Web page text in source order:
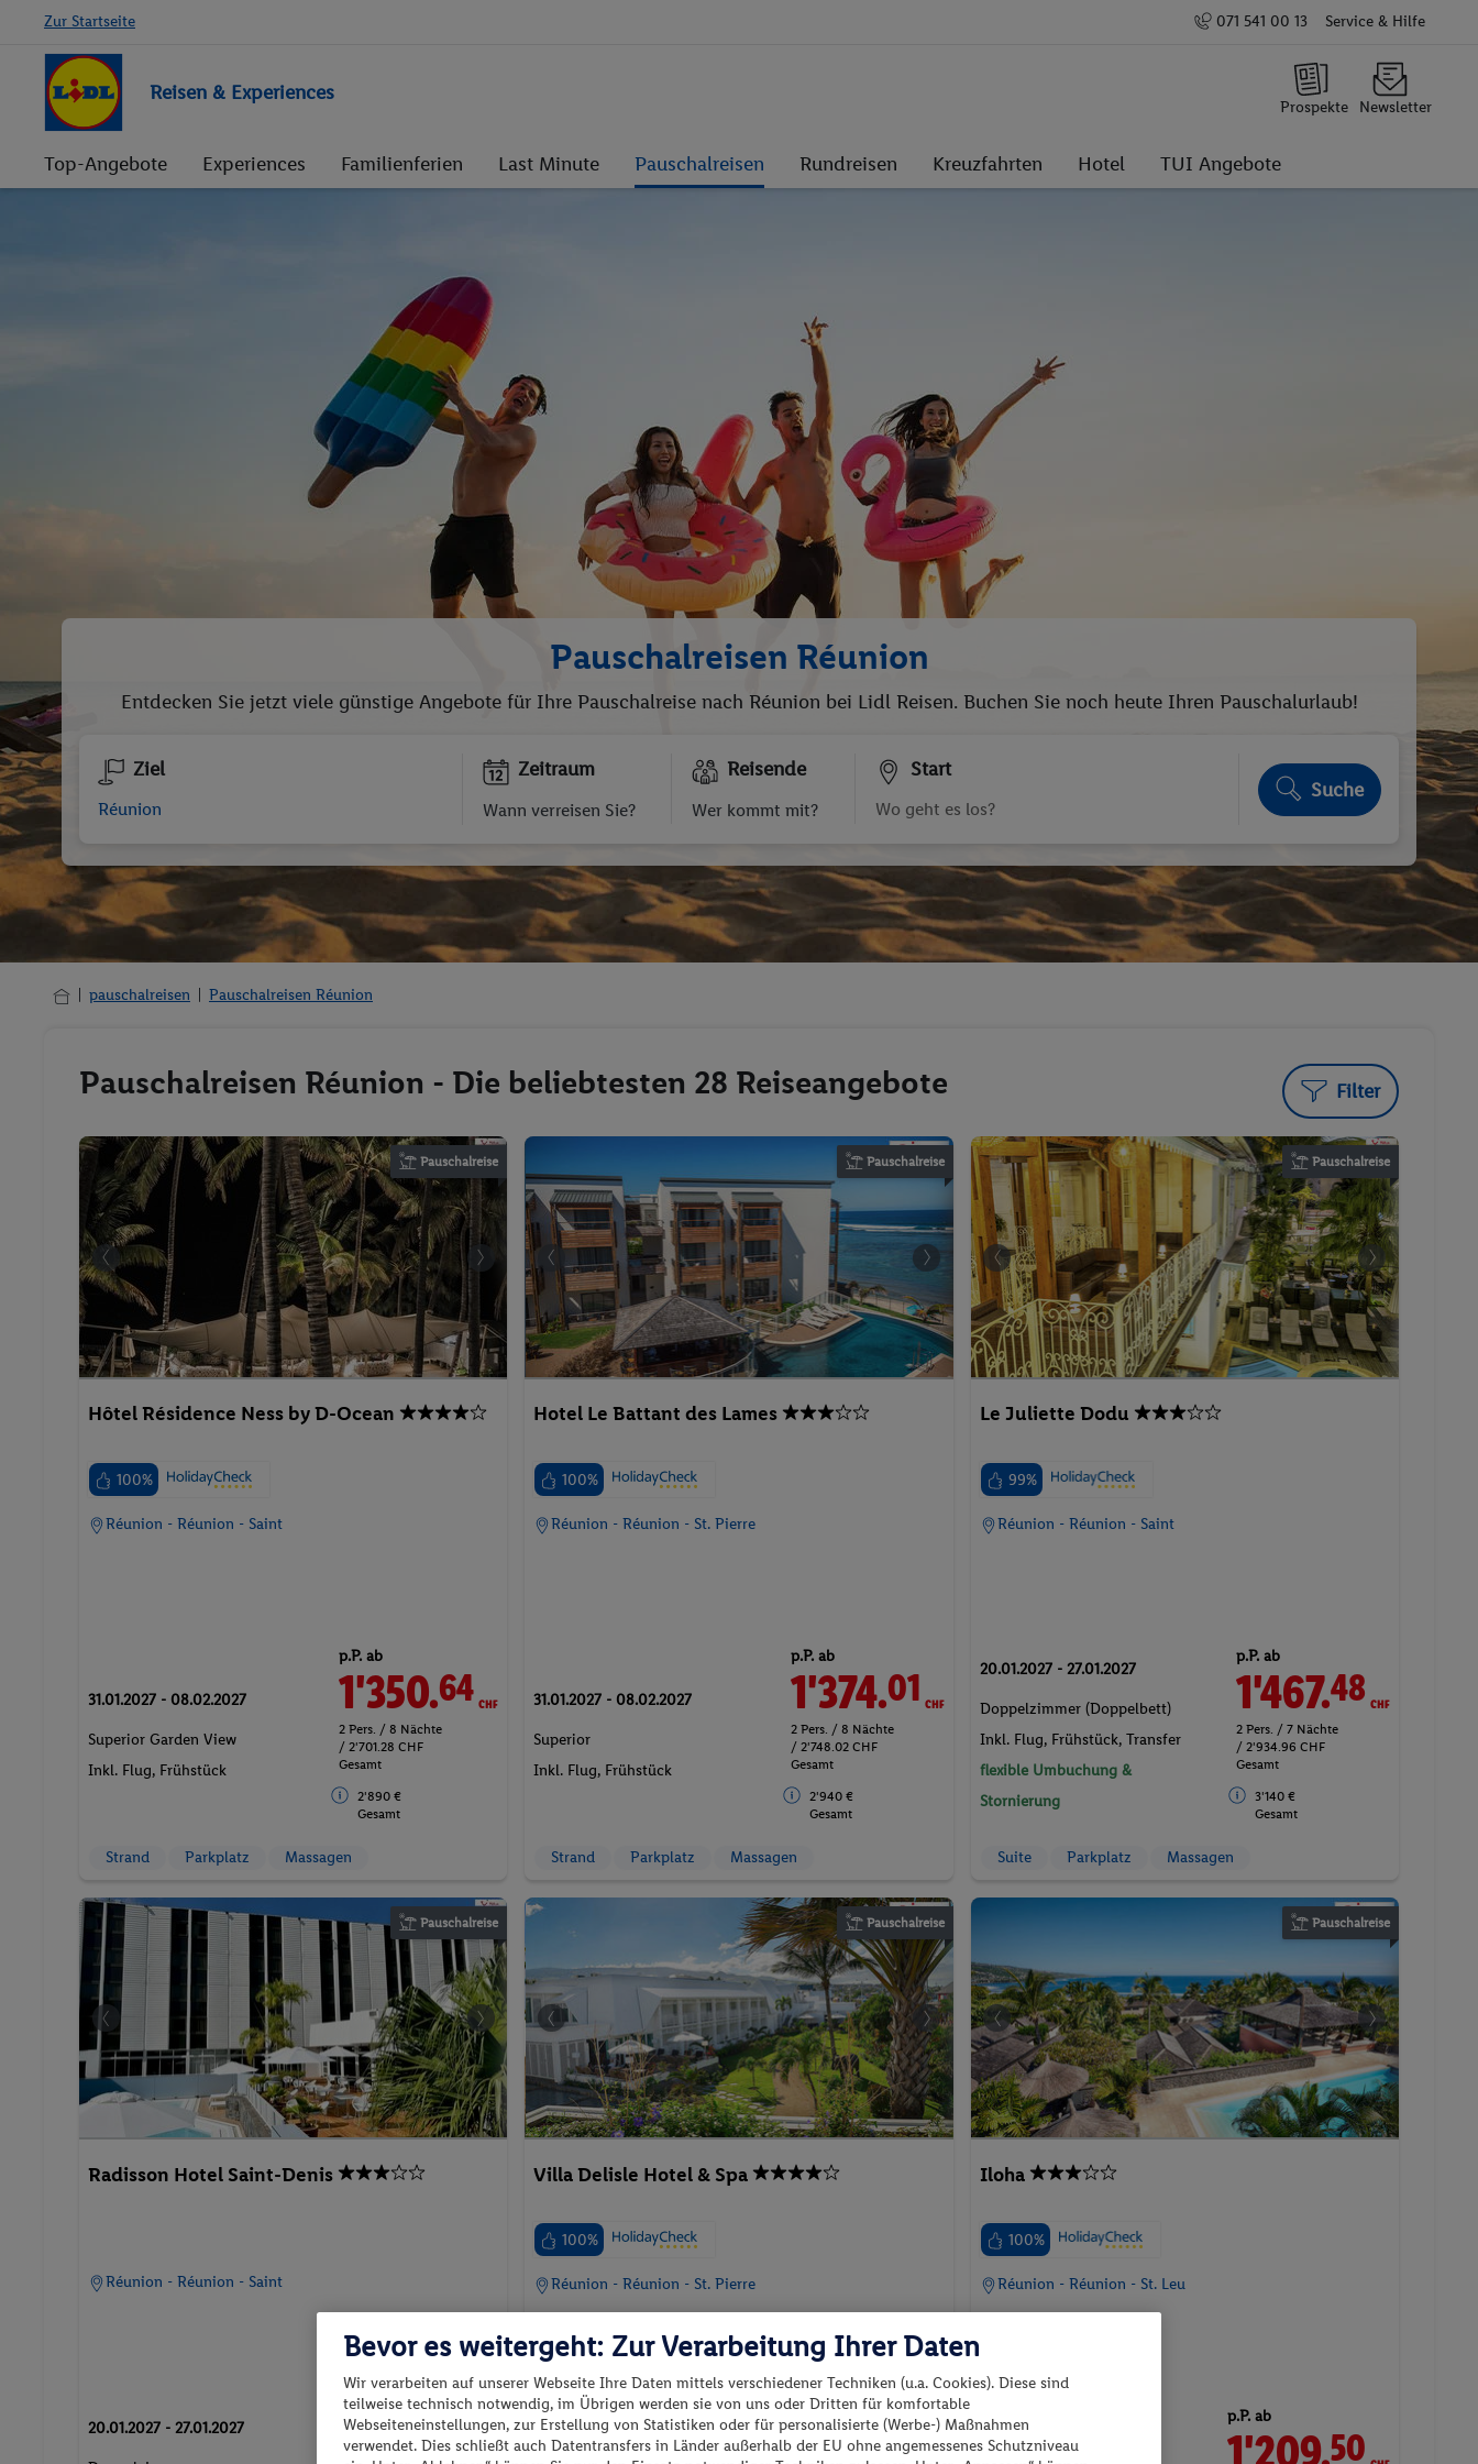
Zur Startseite 071 541 00 13 Service & Hilfe
Reisen & Experiences
Prospekte Newsletter
Top-Angebote Experiences Familienferien Last Minute Pauschalreisen Rundreisen Kreuzfahrten Hotel TUI Angebote
Pauschalreisen Réunion
Entdecken Sie jetzt viele günstige Angebote für Ihre Pauschalreise nach Réunion bei Lidl Reisen. Buchen Sie noch heute Ihren Pauschalurlaub!
Ziel Zeitraum
Wann verreisen Sie?
Reisende
Wer kommt mit?
Start
Suche
pauschalreisen Pauschalreisen Réunion
Pauschalreisen Réunion - Die beliebtesten 28 Reiseangebote Filter
Pauschalreise
Hôtel Résidence Ness by D-Ocean
100%
Réunion - Réunion - Saint
31.01.2027 - 08.02.2027
Superior Garden View
Inkl. Flug, Frühstück
p.P. ab
1'350.64CHF
2 Pers. / 8 Nächte
/ 2'701.28 CHF
Gesamt
2'890 €
Gesamt
Strand Parkplatz Massagen
Pauschalreise
Hotel Le Battant des Lames
100%
Réunion - Réunion - St. Pierre
31.01.2027 - 08.02.2027
Superior
Inkl. Flug, Frühstück
p.P. ab
1'374.01CHF
2 Pers. / 8 Nächte
/ 2'748.02 CHF
Gesamt
2'940 €
Gesamt
Strand Parkplatz Massagen
Pauschalreise
Le Juliette Dodu
99%
Réunion - Réunion - Saint
20.01.2027 - 27.01.2027
Doppelzimmer (Doppelbett)
Inkl. Flug, Frühstück, Transfer
flexible Umbuchung &
Stornierung
p.P. ab
1'467.48CHF
2 Pers. / 7 Nächte
/ 2'934.96 CHF
Gesamt
3'140 €
Gesamt
Suite Parkplatz Massagen
Pauschalreise
Radisson Hotel Saint-Denis
Réunion - Réunion - Saint
20.01.2027 - 27.01.2027
p.P. ab
1'469.35CHF
Pauschalreise
Villa Delisle Hotel & Spa
100%
Réunion - Réunion - St. Pierre
1'330.08CHF
Pauschalreise
Iloha
100%
Réunion - Réunion - St. Leu
p.P. ab
1'209.50CHF
Bevor es weitergeht: Zur Verarbeitung Ihrer Daten
Wir verarbeiten auf unserer Webseite Ihre Daten mittels verschiedener Techniken (u.a. Cookies). Diese sind
teilweise technisch notwendig, im Übrigen werden sie von uns oder Dritten für komfortable
Webseiteneinstellungen, zur Erstellung von Statistiken oder für personalisierte (Werbe-) Maßnahmen
verwendet. Dies schließt auch Datentransfers in Länder außerhalb der EU ohne angemessenes Schutzniveau